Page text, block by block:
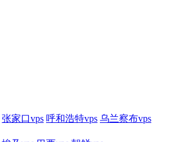
张家口vps 呼和浩特vps 乌兰察布vps